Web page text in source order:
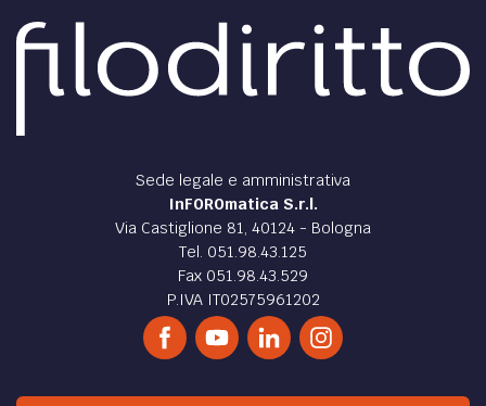
Sede legale e amministrativa
InFOROmatica S.r.l.
Via Castiglione 81, 40124 - Bologna
Tel. 051.98.43.125
Fax 051.98.43.529
P.IVA IT02575961202